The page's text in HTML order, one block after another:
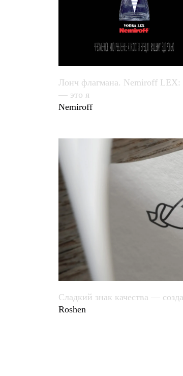
Лонч флагмана. Nemiroff LEX:
— это я
Nemiroff
Сладкий знак качества —
Roshen